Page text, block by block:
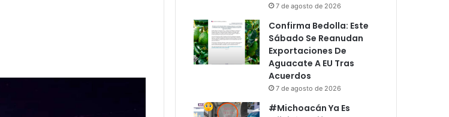
7 de agosto de 2026
Confirma Bedolla: Este
Sábado Se Reanudan
Exportaciones De
Aguacate A EU Tras
Acuerdos
7 de agosto de 2026
#Michoacán Ya Es